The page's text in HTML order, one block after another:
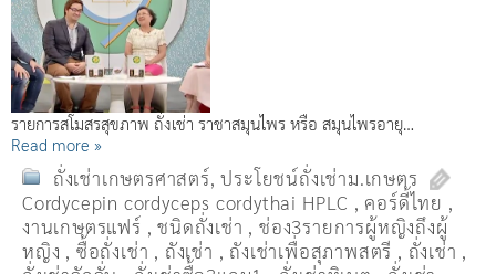
รายการสโมสรสุขภาพ ถั่งเช่า ราชาสมุนไพร หรือ สมุนไพรอายุ…
Read more »
ถั่งเช่าเกษตรศาสตร์,ประโยชน์ถั่งเช่าม.เกษตร
Cordycepin cordyceps cordythai HPLC , คอร์ดี้ไทย ,
งานเกษตรแฟร์ ,ชนิดถั่งเช่า ,ช่อง3รายการผู้หญิงถึงผู้
หญิง , ซื้อถั่งเช่า , ถังเช่า , ถังเช่าเพื่อสุภาพสตรี , ถั่งเช่า ,